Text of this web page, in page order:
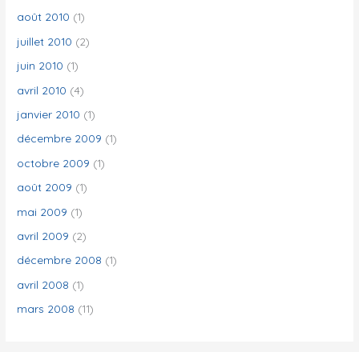
août 2010 (1)
juillet 2010 (2)
juin 2010 (1)
avril 2010 (4)
janvier 2010 (1)
décembre 2009 (1)
octobre 2009 (1)
août 2009 (1)
mai 2009 (1)
avril 2009 (2)
décembre 2008 (1)
avril 2008 (1)
mars 2008 (11)